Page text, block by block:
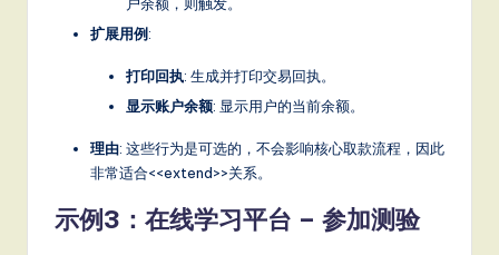
扩展用例:
打印回执: 生成并打印交易回执。
显示账户余额: 显示用户的当前余额。
理由: 这些行为是可选的，不会影响核心取款流程，因此
非常适合<<extend>>关系。
示例3：在线学习平台 – 参加测验